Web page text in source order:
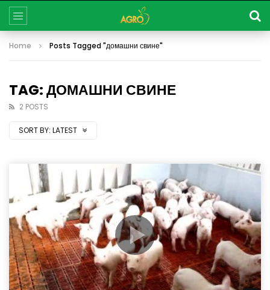
Home Posts Tagged "домашни свине"
TAG: ДОМАШНИ СВИНЕ
2 POSTS
SORT BY: LATEST